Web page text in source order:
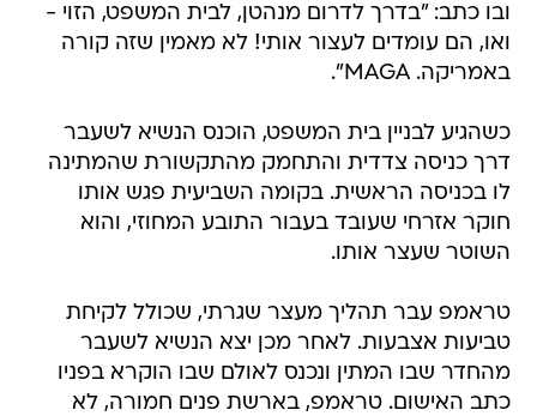
ובו כתב: "בדרך לדרום מנהטן, לבית המשפט, הזוי -
ואו, הם עומדים לעצור אותי! לא מאמין שזה קורה
באמריקה. MAGA".
כשהגיע לבניין בית המשפט, הוכנס הנשיא לשעבר
דרך כניסה צדדית והתחמק מהתקשורת שהמתינה
לו בכניסה הראשית. בקומה השביעית פגש אותו
חוקר אזרחי שעובד בעבור התובע המחוזי, והוא
השוטר שעצר אותו.
טראמפ עבר תהליך מעצר שגרתי, שכולל לקיחת
טביעות אצבעות. לאחר מכן יצא הנשיא לשעבר
מהחדר שבו המתין ונכנס לאולם שבו הוקרא בפניו
כתב האישום. טראמפ, בארשת פנים חמורה, לא